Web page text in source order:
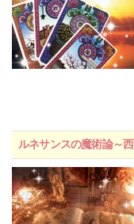
ルネサンスの魔術論～